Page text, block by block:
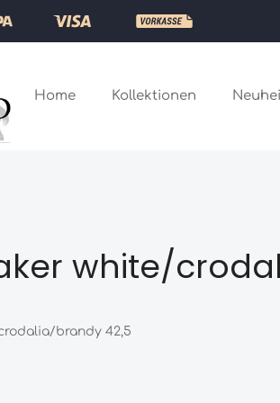
Home Kollektionen
white/